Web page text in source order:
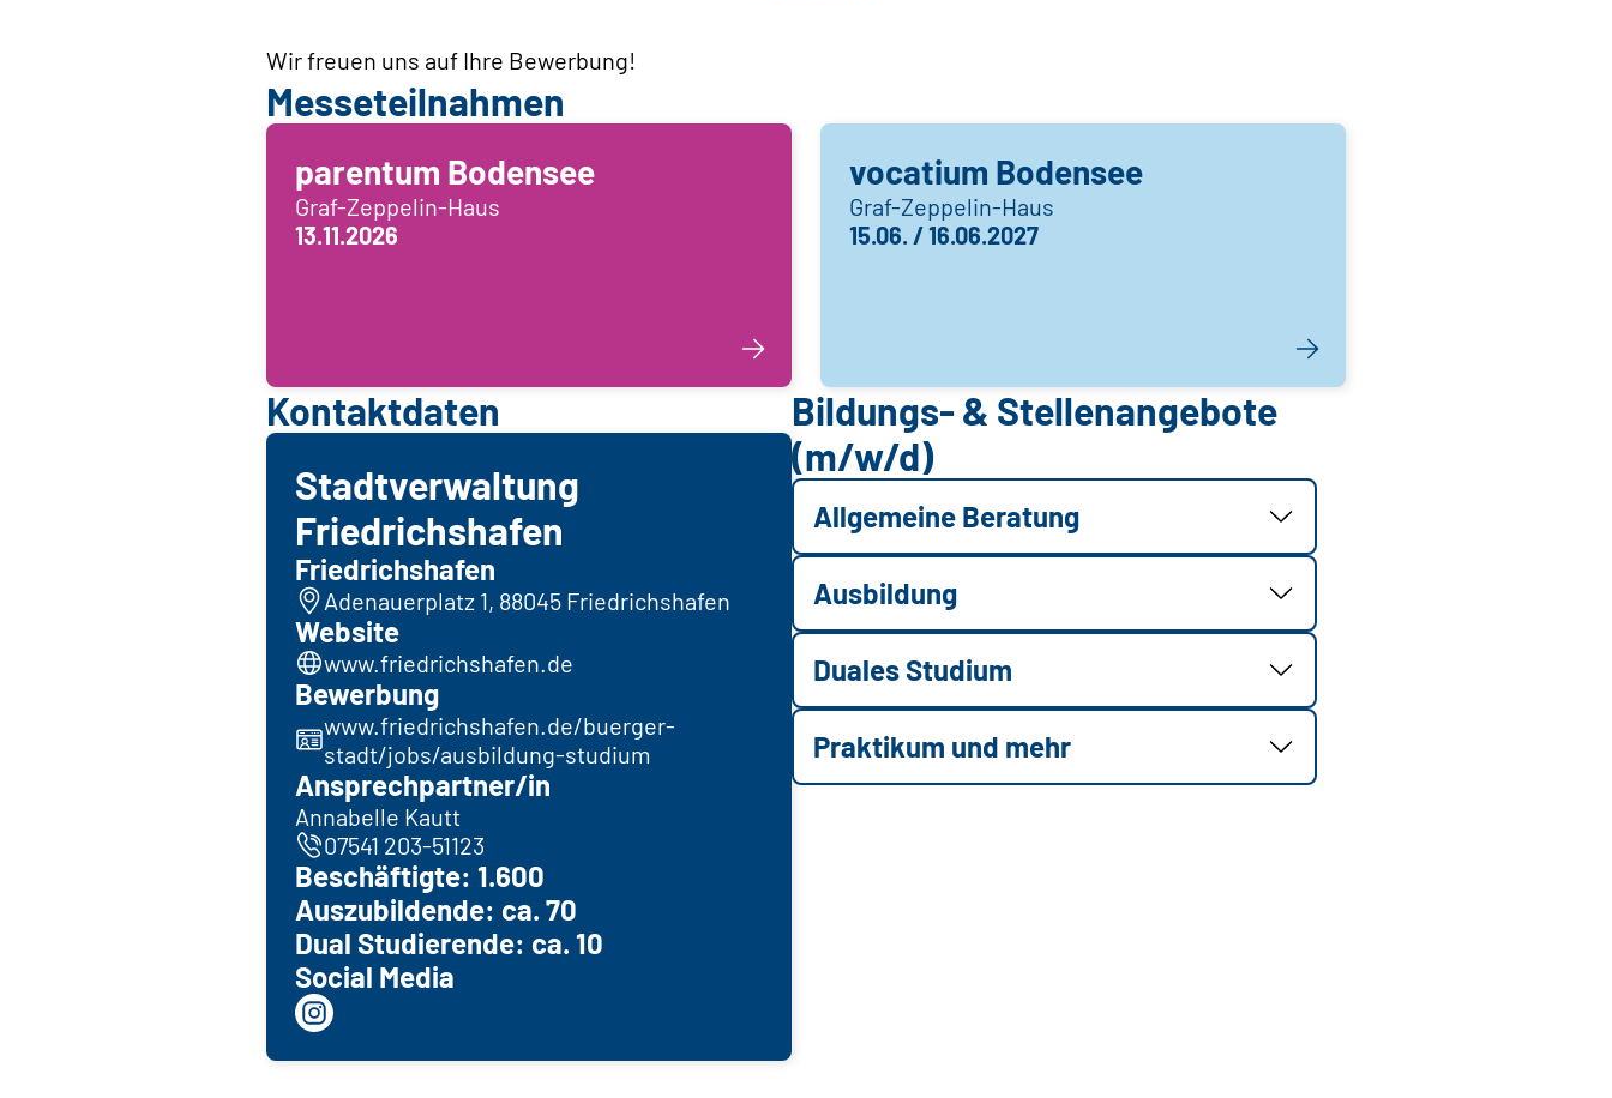
Wir freuen uns auf Ihre Bewerbung!
Messeteilnahmen
parentum Bodensee
Graf-Zeppelin-Haus
13.11.2026
vocatium Bodensee
Graf-Zeppelin-Haus
15.06. / 16.06.2027
Kontaktdaten
Stadtverwaltung
Friedrichshafen
Friedrichshafen
Adenauerplatz 1, 88045 Friedrichshafen
Website
www.friedrichshafen.de
Bewerbung
www.friedrichshafen.de/buerger-
stadt/jobs/ausbildung-studium
Ansprechpartner/in
Annabelle Kautt
07541 203-51123
Beschäftigte: 1.600
Auszubildende: ca. 70
Dual Studierende: ca. 10
Social Media
Bildungs- & Stellenangebote
(m/w/d)
Allgemeine Beratung
Ausbildung
Duales Studium
Praktikum und mehr